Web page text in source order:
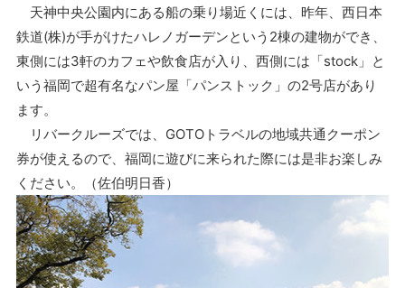
天神中央公園内にある船の乗り場近くには、昨年、西日本
鉄道(株)が手がけたハレノガーデンという2棟の建物ができ、
東側には3軒のカフェや飲食店が入り、西側には「stock」と
いう福岡で超有名なパン屋「パンストック」の2号店があり
ます。
リバークルーズでは、GOTOトラベルの地域共通クーポン
券が使えるので、福岡に遊びに来られた際には是非お楽しみ
ください。（佐伯明日香）